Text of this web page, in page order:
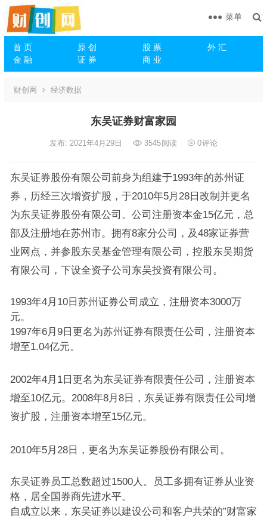
首 页 原 创 股 票
外 汇
金 融
证 券 商 业
菜单
财创网 经济数据
东吴证券财富家园
发布: 2021年4月29日 3545阅读 0评论
东吴证券股份有限公司前身为组建于1993年的苏州证
券，历经三次增资扩股，于2010年5月28日改制并更名
为东吴证券股份有限公司。公司注册资本金15亿元，总
部及注册地在苏州市。拥有8家分公司，及48家证券营
业网点，并参股东吴基金管理有限公司，控股东吴期货
有限公司，下设全资子公司东吴投资有限公司。
1993年4月10日苏州证券公司成立，注册资本3000万
元。
1997年6月9日更名为苏州证券有限责任公司，注册资本
增至1.04亿元。
2002年4月1日更名为东吴证券有限责任公司，注册资本
增至10亿元。2008年8月8日，东吴证券有限责任公司增
资扩股，注册资本增至15亿元。
2010年5月28日，更名为东吴证券股份有限公司。
东吴证券员工总数超过1500人。员工多拥有证券从业资
格，居全国券商先进水平。
自成立以来，东吴证券以建设公司和客户共荣的”财富家